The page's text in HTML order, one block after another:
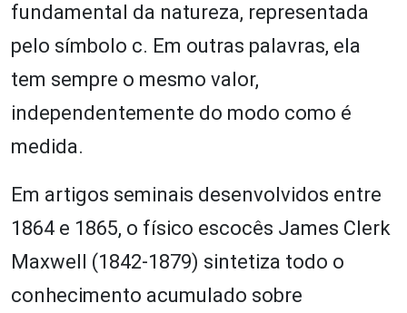
fundamental da natureza, representada
pelo símbolo c. Em outras palavras, ela
tem sempre o mesmo valor,
independentemente do modo como é
medida.
Em artigos seminais desenvolvidos entre
1864 e 1865, o físico escocês James Clerk
Maxwell (1842-1879) sintetiza todo o
conhecimento acumulado sobre